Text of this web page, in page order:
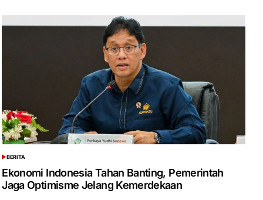
POSTED
IN
BERITA
Ekonomi Indonesia Tahan Banting, Pemerintah
Jaga Optimisme Jelang Kemerdekaan